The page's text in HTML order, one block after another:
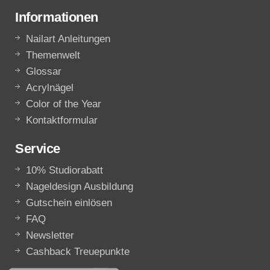
Informationen
Nailart Anleitungen
Themenwelt
Glossar
Acrylnägel
Color of the Year
Kontaktformular
Service
10% Studiorabatt
Nageldesign Ausbildung
Gutschein einlösen
FAQ
Newsletter
Cashback Treuepunkte